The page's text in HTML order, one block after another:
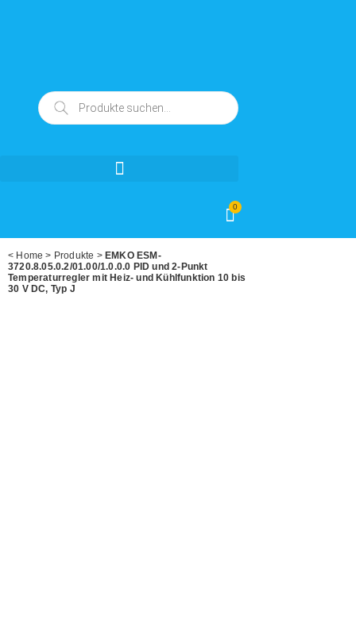
0
< Home > Produkte > EMKO ESM-
3720.8.05.0.2/01.00/1.0.0.0 PID und 2-Punkt
Temperaturregler mit Heiz- und Kühlfunktion 10 bis
30 V DC, Typ J